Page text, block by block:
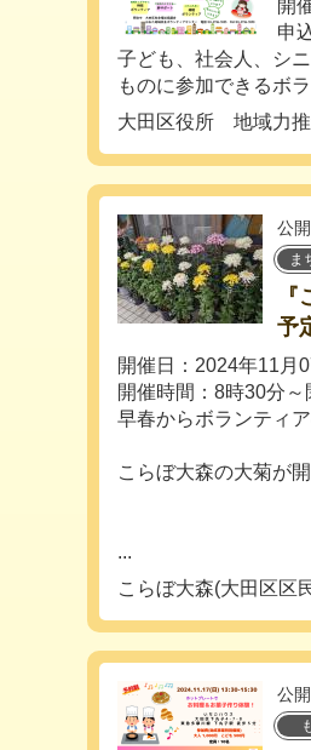
開
申
子ども、社会人、シ
ものに参加できるボ
大田区役所 地域力
公
ま
予
開催日：2024年11月
開催時間：8時30分～
早春からボランティ
こらぼ大森の大菊が
...
こらぼ大森(大田区区
公